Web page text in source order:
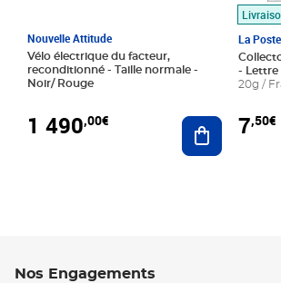
Nouvelle Attitude
Vélo électrique du facteur,
reconditionné - Taille normale -
Noir/ Rouge
1 490,00€ Ajouter au
La Poste
- Lettre
20g /
7,50€
Nos Engagements